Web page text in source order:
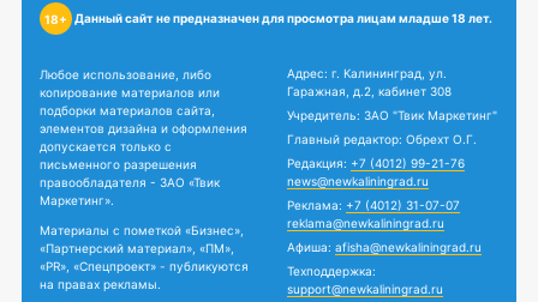
18+ Данный сайт не предназначен для просмотра лицам младше 18 лет.
Любое использование, либо
копирование материалов или
подборки материалов сайта,
элементов дизайна и оформления
допускается только с
письменного разрешения
правообладателя - ЗАО «Твик
Маркетинг».
Материалы с пометкой «Бизнес»,
«Партнерский материал», «ПМ»,
«PR», «Спецпроект» - публикуются
на правах рекламы.
Адрес: г. Калининград, ул.
Гаражная, д.2, кабинет 308
Учредитель: ЗАО "Твик Маркетинг"
Главный редактор: Обрехт О.Г.
Редакция: +7 (4012) 99-21-76
news@newkaliningrad.ru
Реклама: +7 (4012) 31-07-07
reklama@newkaliningrad.ru
Афиша: afisha@newkaliningrad.ru
Техподдержка:
support@newkaliningrad.ru